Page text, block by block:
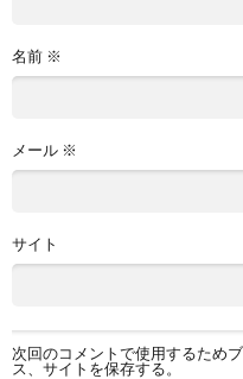
名前 ※
メール ※
サイト
次回のコメントで使用するため
ス、サイトを保存する。